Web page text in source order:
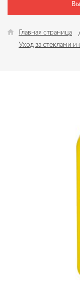
Главная страница
Уход за стеклами и